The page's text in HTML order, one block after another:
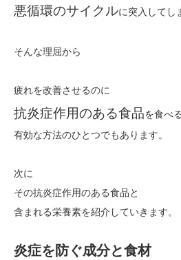
悪循環のサイクルに突入してし
そんな理屈から
疲れを改善させるのに
抗炎症作用のある食品を食べ
有効な方法のひとつでもあります。
次に
その抗炎症作用のある食品と
含まれる栄養素を紹介していきます。
炎症を防ぐ成分と食材